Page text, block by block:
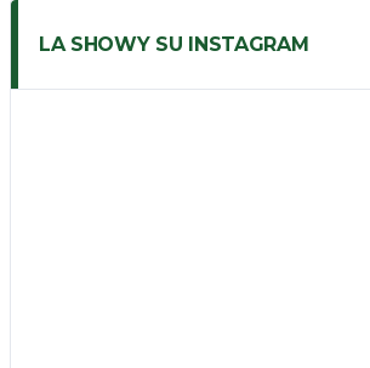
LA SHOWY SU INSTAGRAM